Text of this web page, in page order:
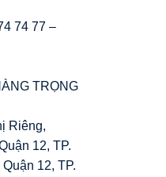
74 77 –
TRỌNG
Riêng,
12, TP.
12, TP.